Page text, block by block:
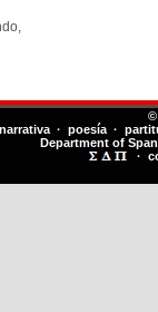
©
narrativa · poesía ·
Department of
·